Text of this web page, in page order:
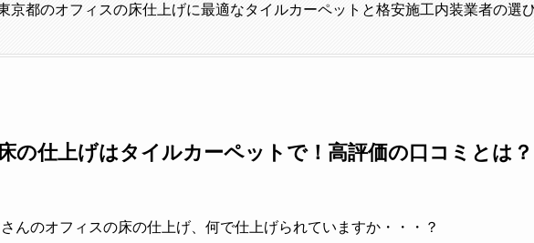
京都のオフィスの床仕上げに最適なタイルカーペットと格安施工内装業者の選
の仕上げはタイルカーペットで！高評価の口コミとは？
んのオフィスの床の仕上げ、何で仕上げられていますか・・・？